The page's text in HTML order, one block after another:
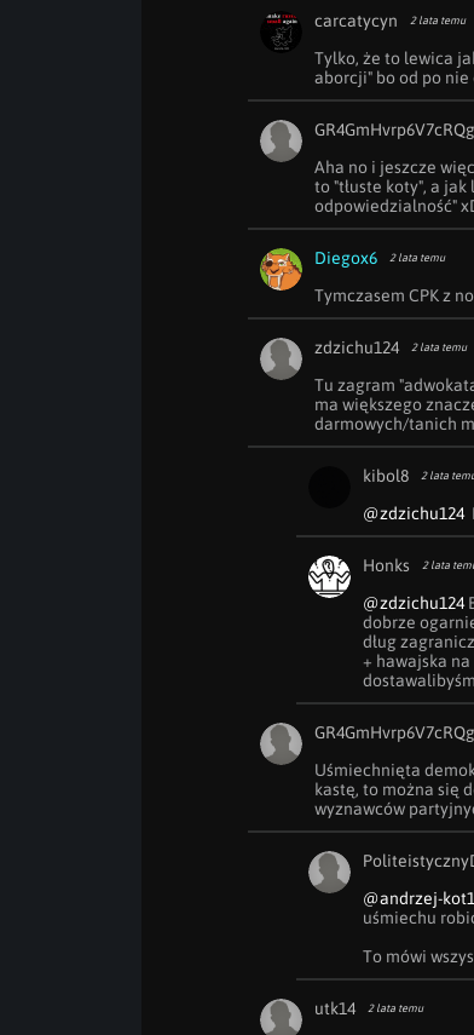
carcatycyn 2 lata temu
Tylko, że to lewica
aborcji" bo od po
GR4GmHvrp6V7cRQg
Aha no i jeszcze
to "tłuste koty", a
odpowiedzialność"
Diegox6 2 lata temu
Tymczasem CPK z
zdzichu124 2 lata temu
Tu zagram
ma większego
darmowych/tanich
kibol8 2 lata
@zdzichu124
Honks 2 lata
@zdzichu124
dobrze
dług
+ hawajska
GR4GmHvrp6V7cRQg
Uśmiechnięta
kastę, to można się
wyznawców
@andrzej-kot1
uśmiechu
To mówi
utk14 2 lata temu